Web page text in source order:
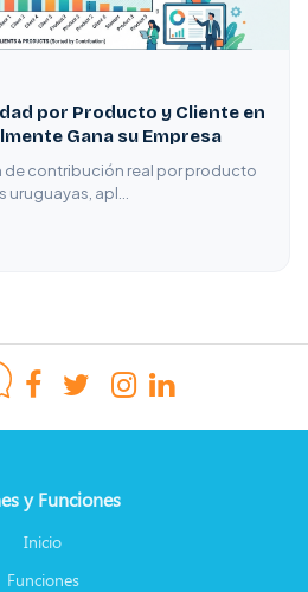
por Producto y Cliente en
Gana su Empresa
de contribución real por producto
uruguayas, apl…
y Funciones
Inicio
Funciones